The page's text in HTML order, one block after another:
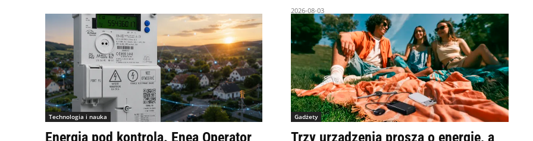
2026-08-03
Technologia i nauka
Energia pod kontrolą. Enea Operator
Gadżety
Trzy urządzenia proszą o energię, a